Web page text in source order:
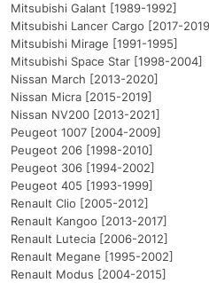
Mitsubishi Galant [1989-1992]
Mitsubishi Lancer Cargo [2017-
Mitsubishi Mirage [1991-1995]
Mitsubishi Space Star [1998-2004]
Nissan March [2013-2020]
Nissan Micra [2015-2019]
Nissan NV200 [2013-2021]
Peugeot 1007 [2004-2009]
Peugeot 206 [1998-2010]
Peugeot 306 [1994-2002]
Peugeot 405 [1993-1999]
Renault Clio [2005-2012]
Renault Kangoo [2013-2017]
Renault Lutecia [2006-2012]
Renault Megane [1995-2002]
Renault Modus [2004-2015]